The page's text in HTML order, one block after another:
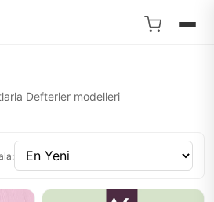
Defterler modelleri